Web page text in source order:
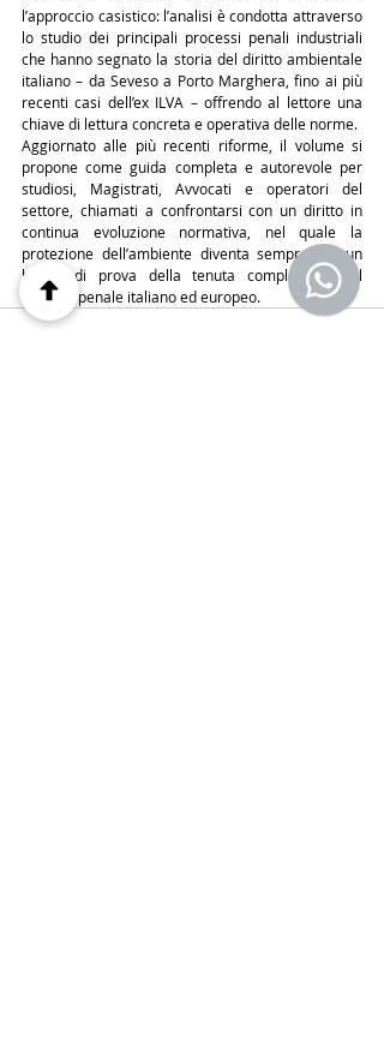
l’approccio casistico: l’analisi è condotta attraverso
lo studio dei principali processi penali industriali
che hanno segnato la storia del diritto ambientale
italiano – da Seveso a Porto Marghera, fino ai più
recenti casi dell’ex ILVA – offrendo al lettore una
chiave di lettura concreta e operativa delle norme.
Aggiornato alle più recenti riforme, il volume si
propone come guida completa e autorevole per
studiosi, Magistrati, Avvocati e operatori del
settore, chiamati a confrontarsi con un diritto in
continua evoluzione normativa, nel quale la
protezione dell’ambiente diventa sempre più un
banco di prova della tenuta complessiva del
sistema penale italiano ed europeo.